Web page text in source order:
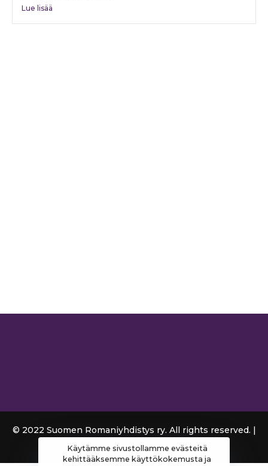
Lue lisää
© 2022 Suomen Romaniyhdistys ry. All rights reserved. |
Toteutus
Pinch Helsinki Oy
Käytämme sivustollamme evästeitä
kehittääksemme käyttökokemusta ja